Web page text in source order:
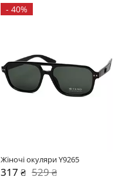
- 40%
Жіночі окуляри Y9265
317 ₴ 529 ₴